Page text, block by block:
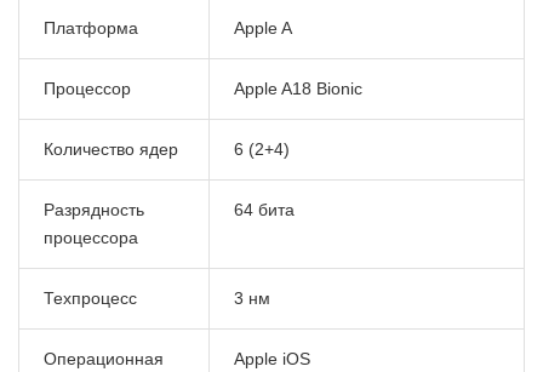
Платформа Apple A
Процессор Apple A18 Bionic
Количество ядер 6 (2+4)
Разрядность
процессора
64 бита
Техпроцесс 3 нм
Операционная
Apple iOS